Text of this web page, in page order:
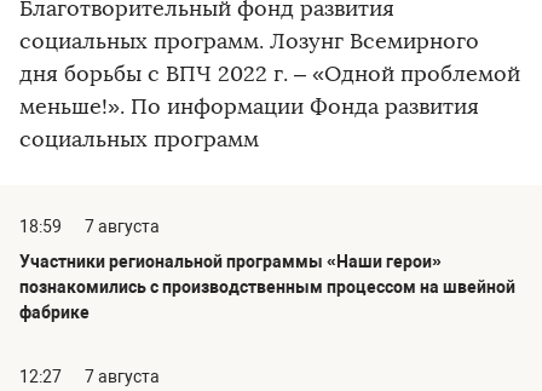
Благотворительный фонд развития
социальных программ. Лозунг Всемирного
дня борьбы с ВПЧ 2022 г. – «Одной проблемой
меньше!». По информации Фонда развития
социальных программ
18:59
7 августа
Участники региональной программы «Наши герои»
познакомились с производственным процессом на швейной
фабрике
12:27
7 августа